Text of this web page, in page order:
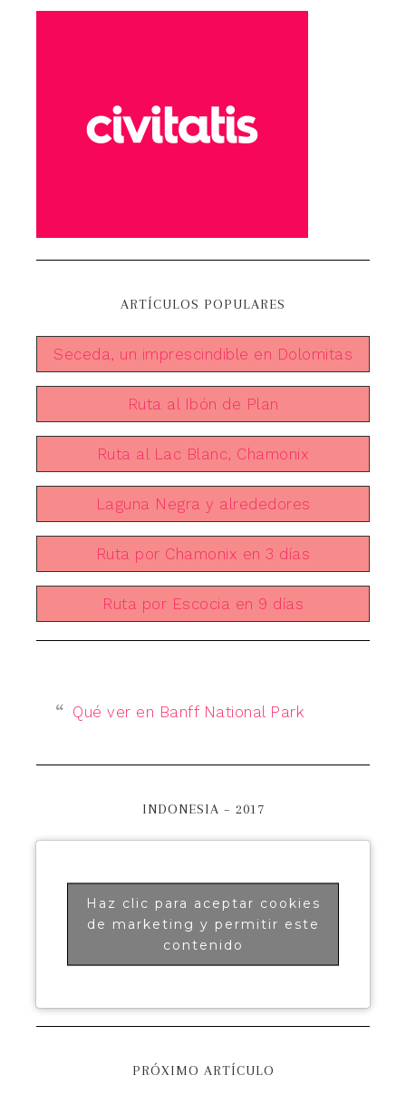
ARTÍCULOS POPULARES
Seceda, un imprescindible en Dolomitas
Ruta al Ibón de Plan
Ruta al Lac Blanc, Chamonix
Laguna Negra y alrededores
Ruta por Chamonix en 3 días
Ruta por Escocia en 9 días
Qué ver en Banff National Park
INDONESIA – 2017
Haz clic para aceptar cookies
de marketing y permitir este
contenido
PRÓXIMO ARTÍCULO